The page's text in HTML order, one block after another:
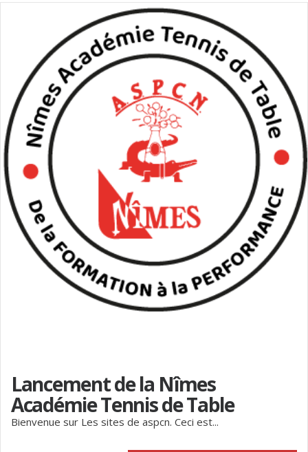
Lancement de la Nîmes
Académie Tennis de Table
Bienvenue sur Les sites de aspcn. Ceci est...